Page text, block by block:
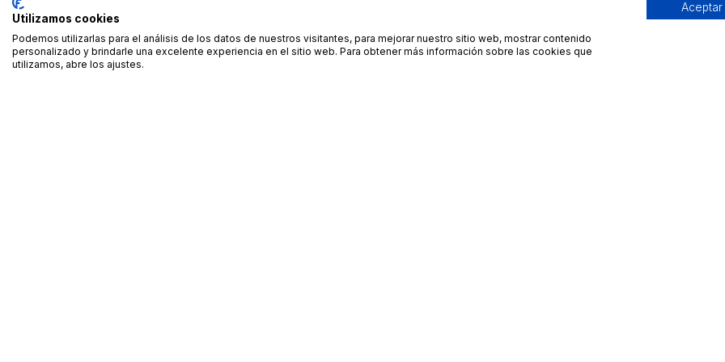
Utilizamos cookies
Podemos utilizarlas para el análisis de los datos de nuestros visitantes, para mejorar nuestro sitio web, mostrar contenido
personalizado y brindarle una excelente experiencia en el sitio web. Para obtener más información sobre las cookies que
utilizamos, abre los ajustes.